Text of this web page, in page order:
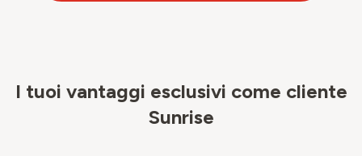
I tuoi vantaggi esclusivi come cliente
Sunrise